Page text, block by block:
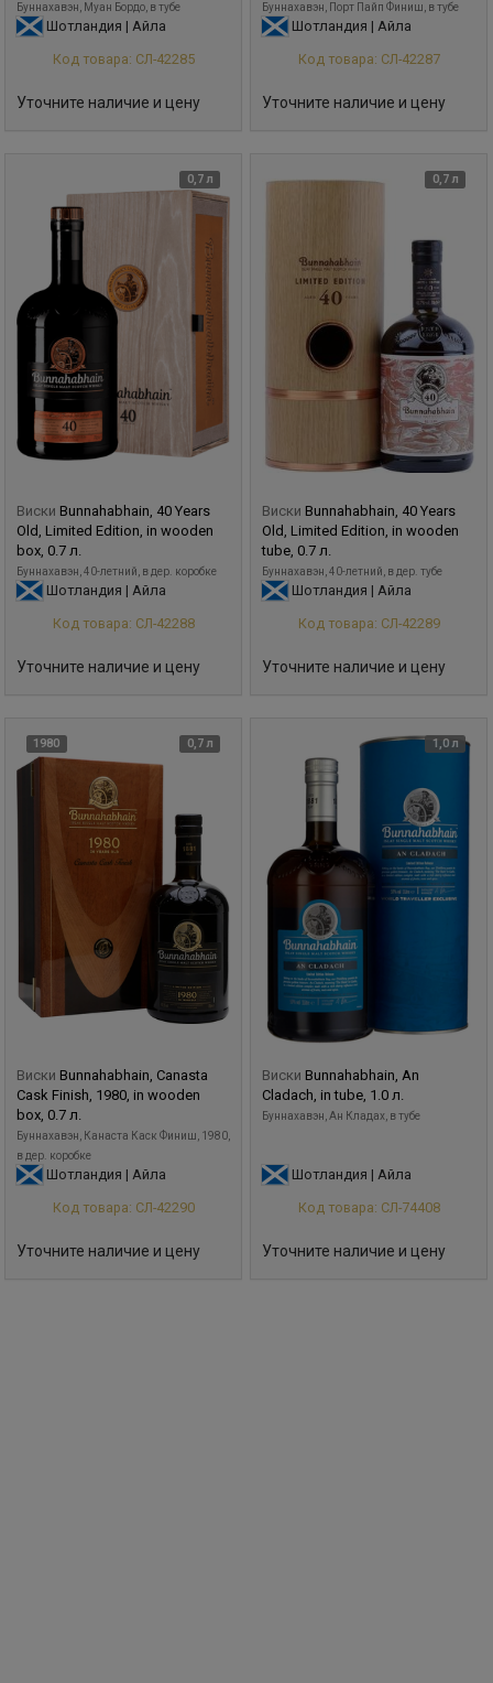
Буннахавэн, Муан Бордо, в тубе
Шотландия | Айла
Код товара: СЛ-42285
Уточните наличие и цену
Буннахавэн, Порт Пайп Финиш, в тубе
Шотландия | Айла
Код товара: СЛ-42287
Уточните наличие и цену
0,7 л
Виски Bunnahabhain, 40 Years
Old, Limited Edition, in wooden
box, 0.7 л.
Буннахавэн, 40-летний, в дер. коробке
Шотландия | Айла
Код товара: СЛ-42288
Уточните наличие и цену
0,7 л
Виски Bunnahabhain, 40 Years
Old, Limited Edition, in wooden
tube, 0.7 л.
Буннахавэн, 40-летний, в дер. тубе
Шотландия | Айла
Код товара: СЛ-42289
Уточните наличие и цену
1980 0,7 л
Виски Bunnahabhain, Canasta
Cask Finish, 1980, in wooden
box, 0.7 л.
Буннахавэн, Канаста Каск Финиш, 1980,
в дер. коробке
Шотландия | Айла
Код товара: СЛ-42290
Уточните наличие и цену
1,0 л
Виски Bunnahabhain, An
Cladach, in tube, 1.0 л.
Буннахавэн, Ан Кладах, в тубе
Шотландия | Айла
Код товара: СЛ-74408
Уточните наличие и цену